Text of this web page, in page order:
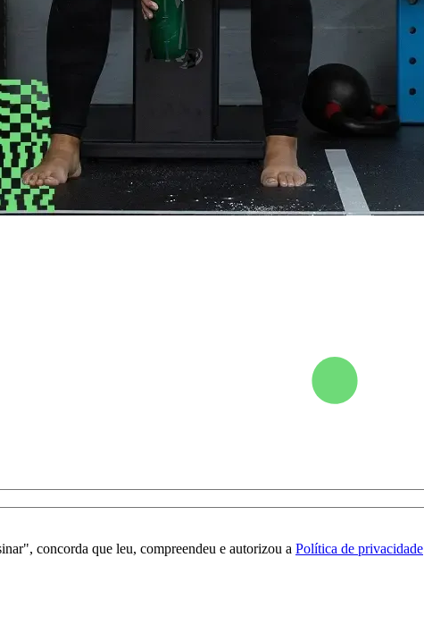
concorda que leu, compreendeu e autorizou a Política de privacidade